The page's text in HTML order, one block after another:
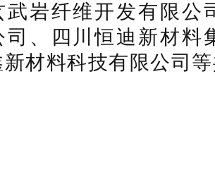
武岩纤维开发有限公
司、四川恒迪新材料
材料科技有限公司